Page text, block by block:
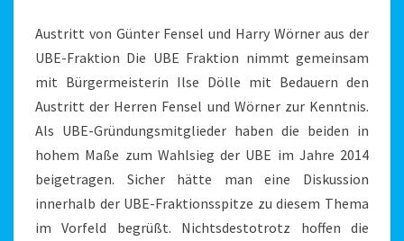
AUS
DER
UBE-
FRAKTION
Austritt von Günter Fensel und Harry Wörner aus der
UBE-Fraktion Die UBE Fraktion nimmt gemeinsam
mit Bürgermeisterin Ilse Dölle mit Bedauern den
Austritt der Herren Fensel und Wörner zur Kenntnis.
Als UBE-Gründungsmitglieder haben die beiden in
hohem Maße zum Wahlsieg der UBE im Jahre 2014
beigetragen. Sicher hätte man eine Diskussion
innerhalb der UBE-Fraktionsspitze zu diesem Thema
im Vorfeld begrüßt. Nichtsdestotrotz hoffen die